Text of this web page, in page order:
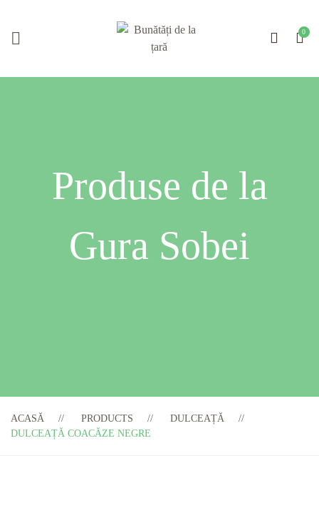
Produse de la
Gura Sobei
ACASĂ PRODUCTS
DULCEAȚĂ
DULCEAȚĂ COACĂZE NEGRE